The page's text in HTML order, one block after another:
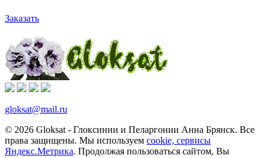
Заказать
gloksat@mail.ru
© 2026 Gloksat - Глоксинии и Пеларгонии Анна Брянск. Все
права защищены. Мы используем cookie, сервисы
Яндекс.Метрика. Продолжая пользоваться сайтом, Вы